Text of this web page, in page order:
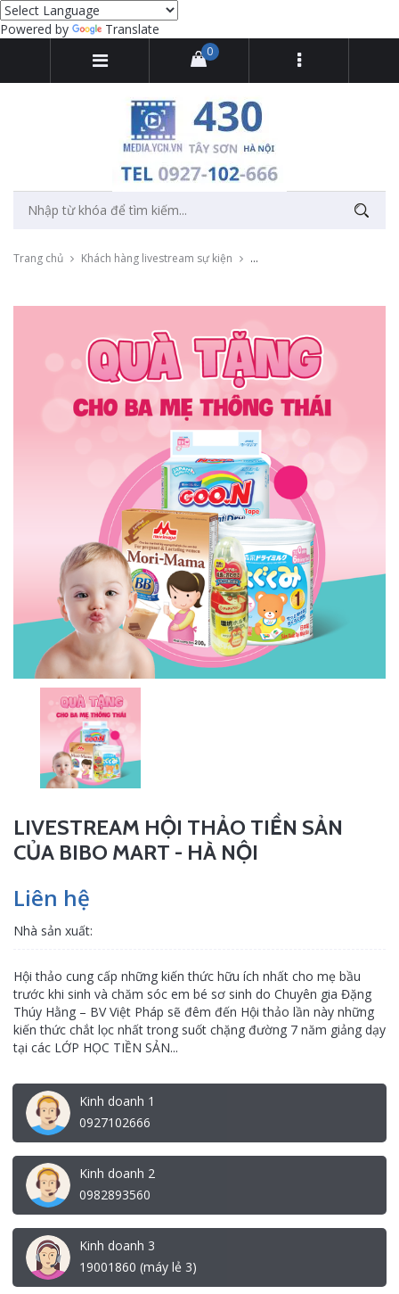
Powered by Translate
0
Trang chủ Khách hàng livestream sự kiện Livestream Hội thảo tiền sản
LIVESTREAM HỘI THẢO TIỀN SẢN
CỦA BIBO MART - HÀ NỘI
Liên hệ
Nhà sản xuất:
Hội thảo cung cấp những kiến thức hữu ích nhất cho mẹ bầu
trước khi sinh và chăm sóc em bé sơ sinh do Chuyên gia Đặng
Thúy Hằng – BV Việt Pháp sẽ đêm đến Hội thảo lần này những
kiến thức chắt lọc nhất trong suốt chặng đường 7 năm giảng dạy
tại các LỚP HỌC TIỀN SẢN...
Kinh doanh 1
0927102666
Kinh doanh 2
0982893560
Kinh doanh 3
19001860 (máy lẻ 3)